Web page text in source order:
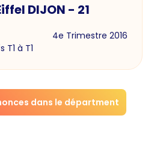
DIJON - 21
4e Trimestre 2016
à T1
dans le départment